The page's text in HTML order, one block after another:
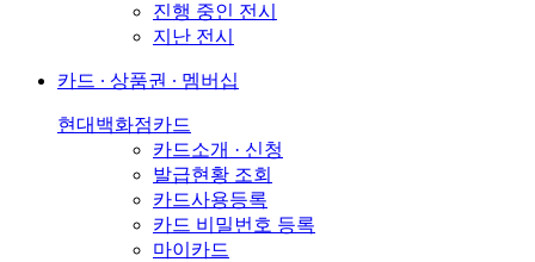
진행 중인 전시
지난 전시
카드 ∙ 상품권 ∙ 멤버십
현대백화점카드
카드소개 · 신청
발급현황 조회
카드사용등록
카드 비밀번호 등록
마이카드